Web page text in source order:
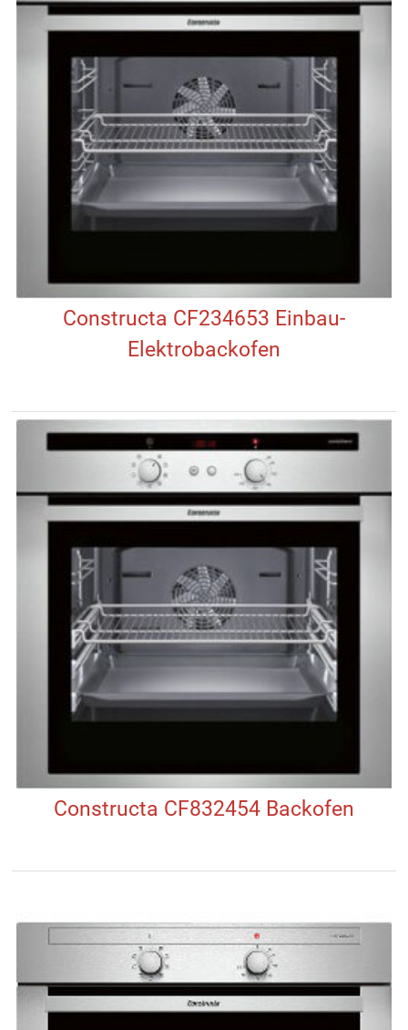
Constructa CF234653 Einbau-
Elektrobackofen
Constructa CF832454 Backofen